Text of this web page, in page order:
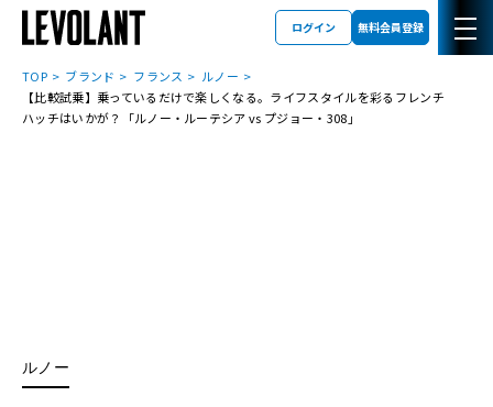
ログイン 無料会員登録
TOP ブランド フランス
ルノー
【比較試乗】乗っているだけで楽しくなる。ライフスタイルを彩るフレンチ
ハッチはいかが？「ルノー・ルーテシア vs プジョー・308」
ルノー